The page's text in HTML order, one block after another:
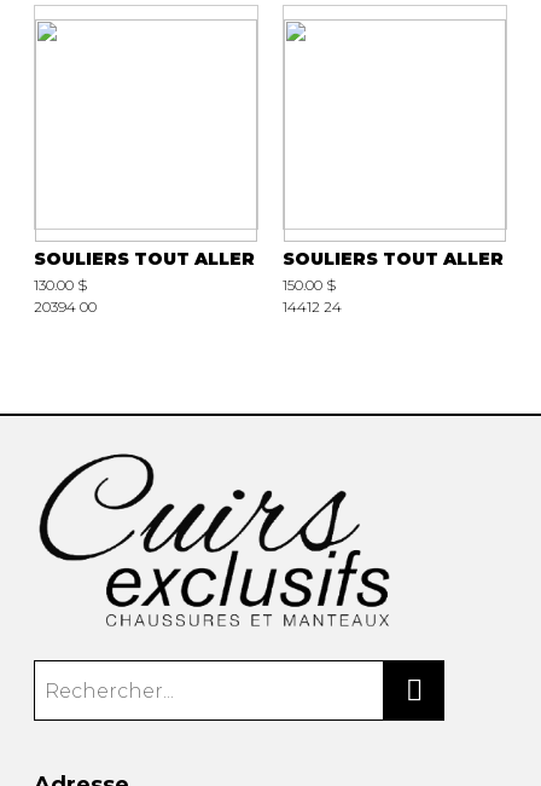
SOULIERS TOUT ALLER
130.00 $
20394 00
SOULIERS TOUT ALLER
150.00 $
14412 24